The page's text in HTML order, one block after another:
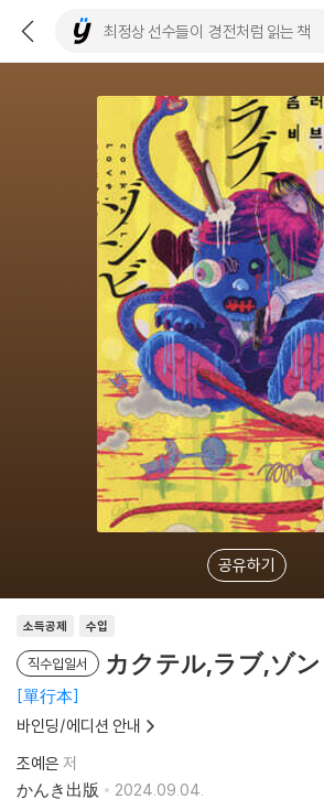
공유하기
소득공제 수입
직수입일서 カクテル,ラブ,ゾ
單行本
바인딩/에디션 안내
조예은 저
かんき出版
2024.09.04.